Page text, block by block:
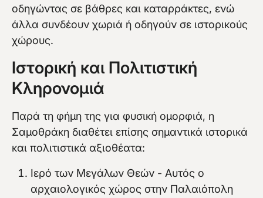
οδηγώντας σε βάθρες και καταρράκτες, ενώ
άλλα συνδέουν χωριά ή οδηγούν σε ιστορικούς
χώρους.
Ιστορική και Πολιτιστική
Κληρονομιά
Παρά τη φήμη της για φυσική ομορφιά, η
Σαμοθράκη διαθέτει επίσης σημαντικά ιστορικά
και πολιτιστικά αξιοθέατα:
Ιερό των Μεγάλων Θεών - Αυτός ο
αρχαιολογικός χώρος στην Παλαιόπολη